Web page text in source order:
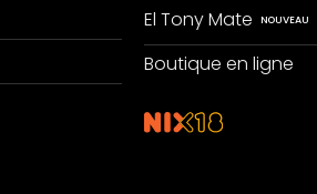
El Tony Mate
Boutique en ligne